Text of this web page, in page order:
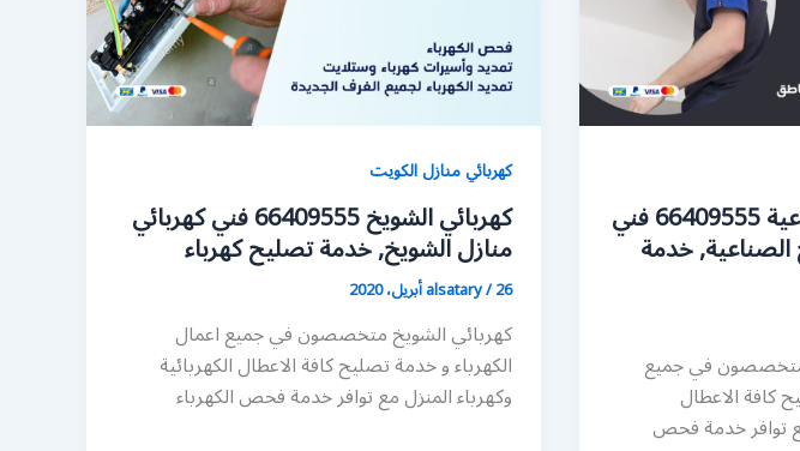
كهربائي الشويخ الصناعية 66409555 فني
الصناعية, خدمة
متخصصون في جميع
كافة الاعطال
مع توافر خدمة فحص
كهربائي منازل الكويت
كهربائي الشويخ 66409555 فني كهربائي
منازل الشويخ, خدمة تصليح كهرباء
alsatary/26 أبريل، 2020
كهربائي الشويخ متخصصون في جميع اعمال
الكهرباء و خدمة تصليح كافة الاعطال الكهربائية
وكهرباء المنزل مع توافر خدمة فحص الكهرباء